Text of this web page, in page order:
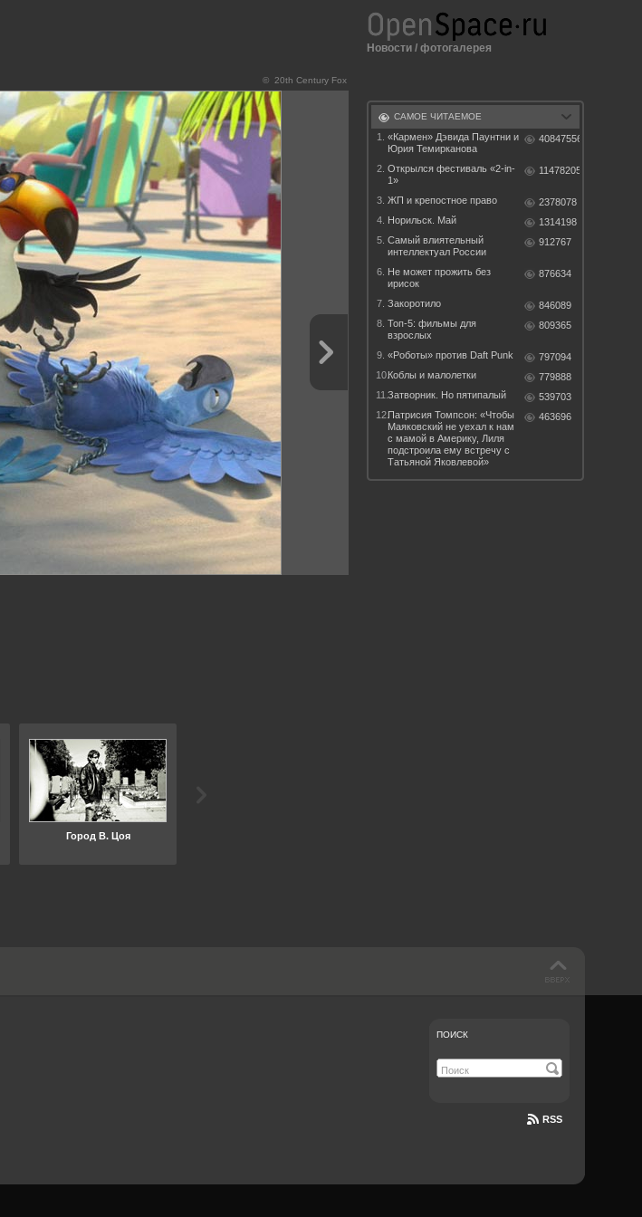
© 20th Century Fox
Город В. Цоя
Новости / фотогалерея
САМОЕ ЧИТАЕМОЕ
1.
«Кармен» Дэвида Паунтни и
Юрия Темирканова
40847556
2. Открылся фестиваль «2-in-
1»
11478205
3. ЖП и крепостное право
2378078
4. Норильск. Май
1314198
5. Самый влиятельный
интеллектуал России
912767
6. Не может прожить без
ирисок
876634
7. Закоротило
846089
8. Топ-5: фильмы для
взрослых
809365
9. «Роботы» против Daft Punk
797094
10.Коблы и малолетки
779888
11.Затворник. Но пятипалый
539703
12.Патрисия Томпсон: «Чтобы
Маяковский не уехал к нам
с мамой в Америку, Лиля
подстроила ему встречу с
Татьяной Яковлевой»
463696
ПОИСК
RSS